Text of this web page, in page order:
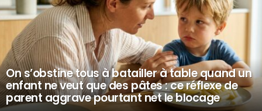
On s’obstine tous à batailler à table quand un
enfant ne veut que des pâtes : ce réflexe de
parent aggrave pourtant net le blocage